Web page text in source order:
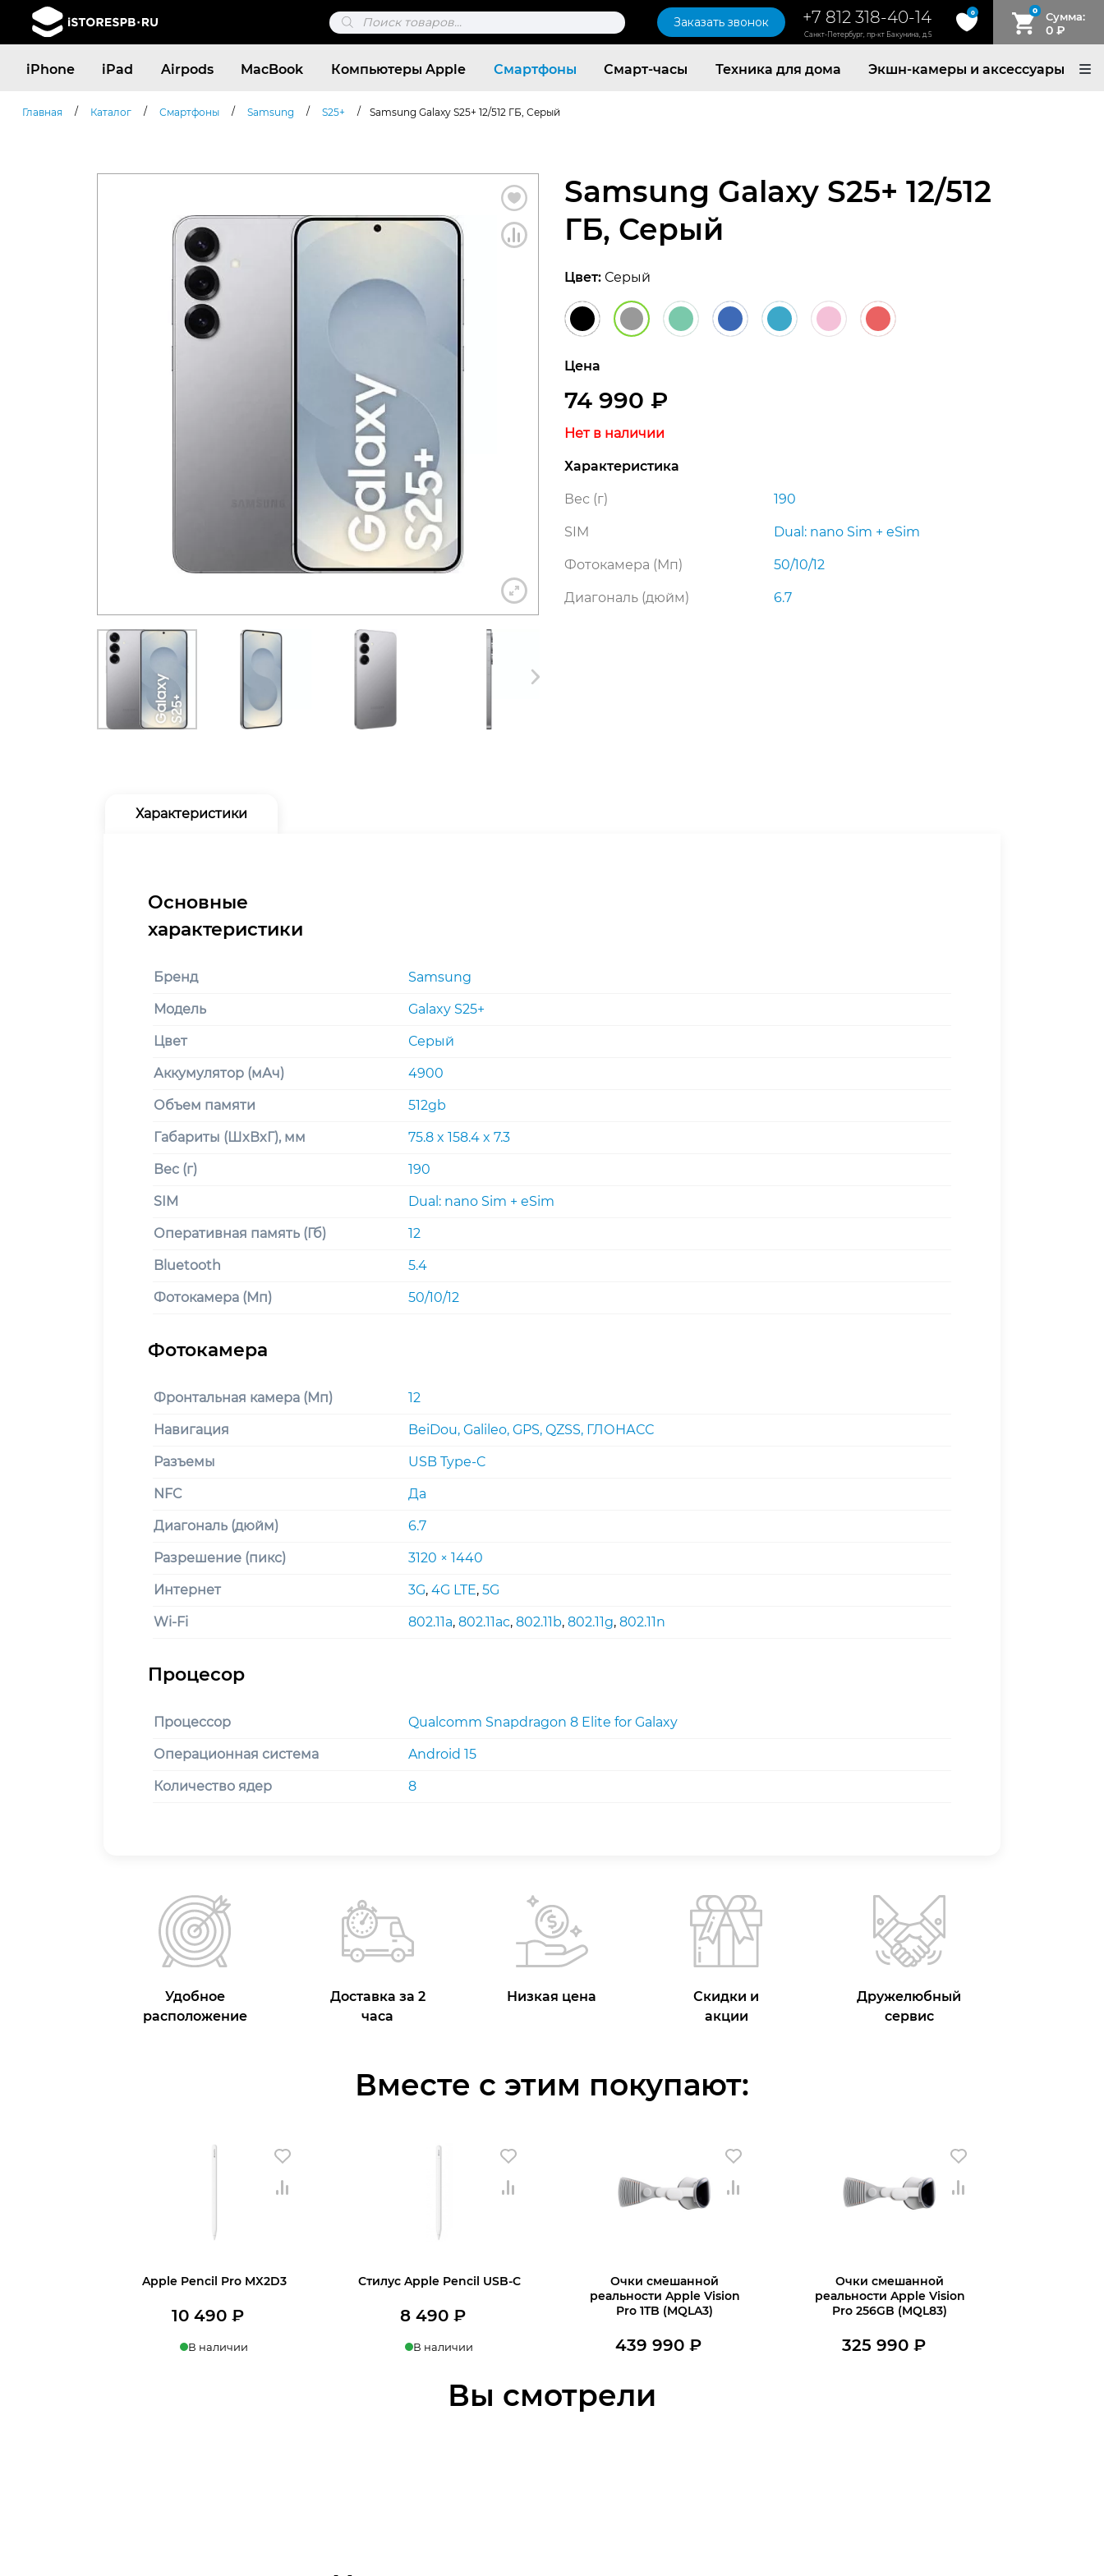
Поиск
товаров
Заказать звонок +7 812 318-40-14
Санкт-Петербург, пр-кт Бакунина, д.5
0 0 Сумма:
0 ₽
iPhone iPad Airpods MacBook Компьютеры Apple Смартфоны Смарт-часы Техника для дома Экшн-камеры и аксессуары
Поиск
товаров
Главная / Каталог / Смартфоны / Samsung / S25+ / Samsung Galaxy S25+ 12/512 ГБ, Серый
Samsung Galaxy S25+ 12/512
ГБ, Серый
Цвет: Серый
Цена
74 990 ₽
Нет в наличии
Характеристика
Вес (г) 190
SIM Dual: nano Sim + eSim
Фотокамера (Мп) 50/10/12
Диагональ (дюйм) 6.7
Характеристики
Бренд Samsung
Модель Galaxy S25+
Цвет Серый
Аккумулятор (мАч) 4900
Объем памяти 512gb
Габариты (ШxВxГ), мм 75.8 x 158.4 x 7.3
Вес (г) 190
SIM Dual: nano Sim + eSim
Оперативная память (Гб) 12
Bluetooth 5.4
Фотокамера (Мп) 50/10/12
Фронтальная камера (Мп) 12
Навигация BeiDou, Galileo, GPS, QZSS, ГЛОНАСС
Разъемы USB Type-C
NFC Да
Диагональ (дюйм) 6.7
Разрешение (пикс) 3120 × 1440
Интернет 3G, 4G LTE, 5G
Wi-Fi 802.11a, 802.11ac, 802.11b, 802.11g, 802.11n
Процессор Qualcomm Snapdragon 8 Elite for Galaxy
Операционная система Android 15
Количество ядер 8
Удобное
расположение
Доставка за 2
часа
Низкая цена
Скидки и
акции
Дружелюбный
сервис
Вместе с этим покупают:
Apple Pencil Pro MX2D3
10 490₽
В наличии
Стилус Apple Pencil USB-C
8 490₽
В наличии
Купить в 1 клик
Очки смешанной
реальности Apple Vision
Pro 1TB (MQLA3)
439 990₽
Очки смешанной
реальности Apple Vision
Pro 256GB (MQL83)
325 990 ₽
Вы смотрели
политикой конфиденциальности
+7 812 318-40-14
(c 10:00 до 21:00, без выходных)